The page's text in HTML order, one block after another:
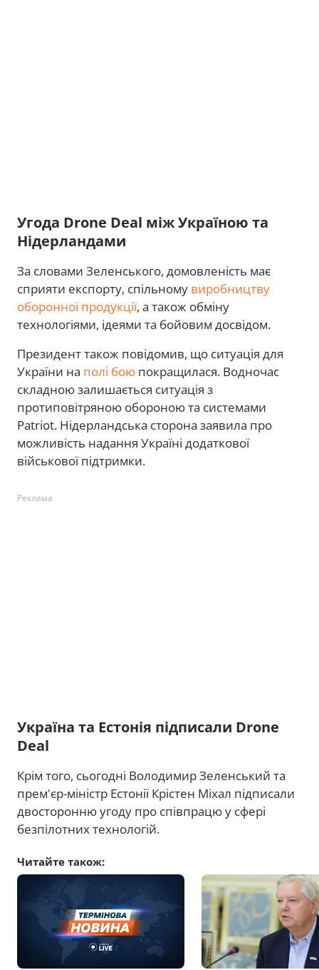
Угода Drone Deal між Україною та
Нідерландами
За словами Зеленського, домовленість має
сприяти експорту, спільному виробництву
оборонної продукції, а також обміну
технологіями, ідеями та бойовим досвідом.
Президент також повідомив, що ситуація для
України на полі бою покращилася. Водночас
складною залишається ситуація з
протиповітряною обороною та системами
Patriot. Нідерландська сторона заявила про
можливість надання Україні додаткової
військової підтримки.
Реклама
Україна та Естонія підписали Drone
Deal
Крім того, сьогодні Володимир Зеленський та
прем'єр-міністр Естонії Крістен Міхал підписали
двосторонню угоду про співпрацю у сфері
безпілотних технологій.
Читайте також: